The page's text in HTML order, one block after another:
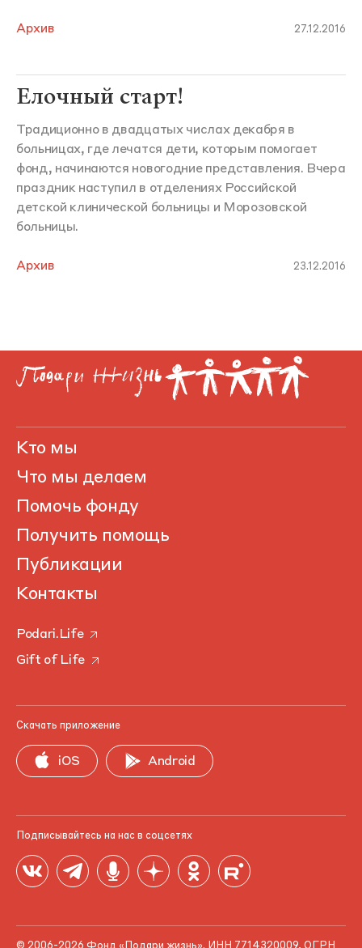
Архив 27.12.2016
Елочный старт!
Традиционно в двадцатых числах декабря в
больницах, где лечатся дети, которым помогает
фонд, начинаются новогодние представления. Вчера
праздник наступил в отделениях Российской
детской клинической больницы и Морозовской
больницы.
Архив 23.12.2016
Кто мы
Что мы делаем
Помочь фонду
Получить помощь
Публикации
Контакты
Podari.Life
Gift of Life
Скачать приложение
iOS Android
Подписывайтесь на нас в соцсетях